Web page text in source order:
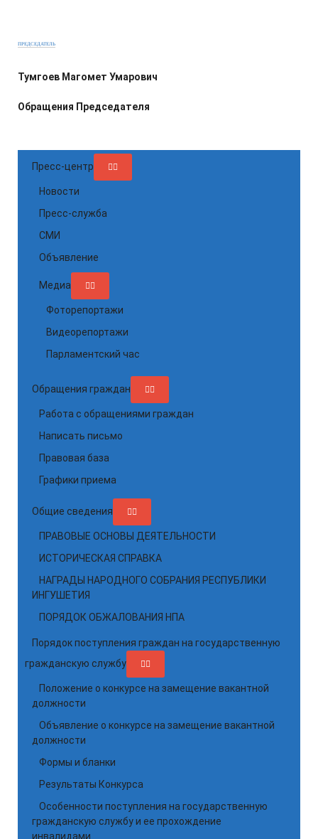
ПРЕДСЕДАТЕЛЬ
Тумгоев Магомет Умарович
Обращения Председателя
Пресс-центр
Новости
Пресс-служба
СМИ
Объявление
Медиа
Фоторепортажи
Видеорепортажи
Парламентский час
Обращения граждан
Работа с обращениями граждан
Написать письмо
Правовая база
Графики приема
Общие сведения
ПРАВОВЫЕ ОСНОВЫ ДЕЯТЕЛЬНОСТИ
ИСТОРИЧЕСКАЯ СПРАВКА
НАГРАДЫ НАРОДНОГО СОБРАНИЯ РЕСПУБЛИКИ
ИНГУШЕТИЯ
ПОРЯДОК ОБЖАЛОВАНИЯ НПА
Порядок поступления граждан на государственную
гражданскую службу
Положение о конкурсе на замещение вакантной
должности
Объявление о конкурсе на замещение вакантной
должности
Формы и бланки
Результаты Конкурса
Особенности поступления на государственную
гражданскую службу и ее прохождение
инвалидами